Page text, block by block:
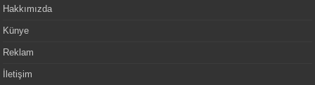
Hakkımızda
Künye
Reklam
İletişim